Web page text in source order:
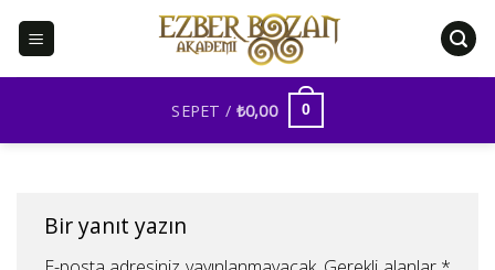
SEPET / ₺0,00 0
Bir yanıt yazın